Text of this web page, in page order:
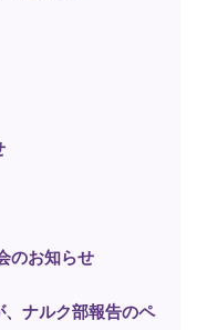
のお知らせ
、ナルク部報告のペ